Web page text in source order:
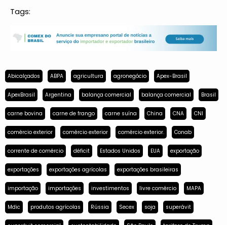
Tags:
Abicalçados ABPA agricultura agronegócio Apex-Brasil
ApexBrasil Argentina balança comercial balança comercial Brasil
carne bovina carne de frango carne suína China CNA CNI
comércio exterior comércio exterior comércio exterior. Conab
corrente de comércio déficit Estados Unidos EUA exportação
exportações exportações agrícolas exportações brasileiras
importação importações investimentos livre comércio MAPA
Mdic produtos agrícolas Rússia Secex soja superávit